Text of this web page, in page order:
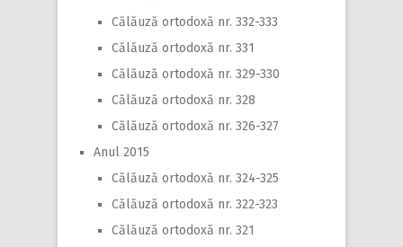
Călăuză ortodoxă nr. 332-333
Călăuză ortodoxă nr. 331
Călăuză ortodoxă nr. 329-330
Călăuză ortodoxă nr. 328
Călăuză ortodoxă nr. 326-327
Anul 2015
Călăuză ortodoxă nr. 324-325
Călăuză ortodoxă nr. 322-323
Călăuză ortodoxă nr. 321